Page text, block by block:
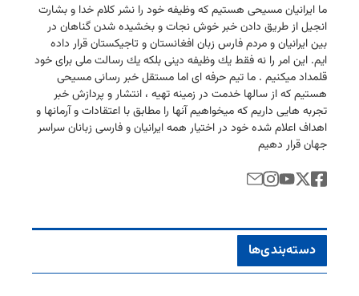
ما ایرانیان مسیحی هستیم كه وظیفه خود را نشر كلام خدا و بشارت
انجیل از طریق دادن خبر خوش نجات و بخشیده شدن گناهان در
بین ایرانیان و مردم فارس زبان افغانستان و تاجیكستان قرار داده
ایم. این امر را نه فقط یك وظیفه دینی بلكه یك رسالت ملی برای خود
قلمداد میكنیم . ما تیم حرفه ای اما مستقل خبر رسانی مسیحی
هستیم كه از سالها خدمت در زمینه تهیه ، انتشار و پردازش خبر
تجربه هایی داریم كه میخواهیم آنها را مطابق با اعتقادات و آرمانها و
اهداف اعلام شده خود در اختیار همه ایرانیان و فارسی زبانان سراسر
جهان قرار دهیم
دسته‌بندی‌ها